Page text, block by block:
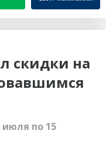
скидки на
июля по 15